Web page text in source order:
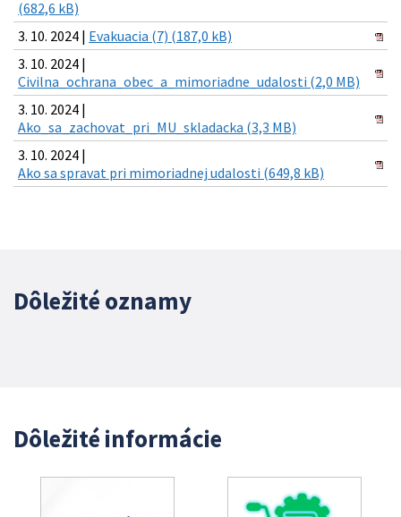
(682,6 kB)
3. 10. 2024 | Evakuacia (7) (187,0 kB)
3. 10. 2024 |
Civilna_ochrana_obec_a_mimoriadne_udalosti (2,0 MB)
3. 10. 2024 |
Ako_sa_zachovat_pri_MU_skladacka (3,3 MB)
3. 10. 2024 |
Ako sa spravat pri mimoriadnej udalosti (649,8 kB)
Dôležité oznamy
Dôležité informácie